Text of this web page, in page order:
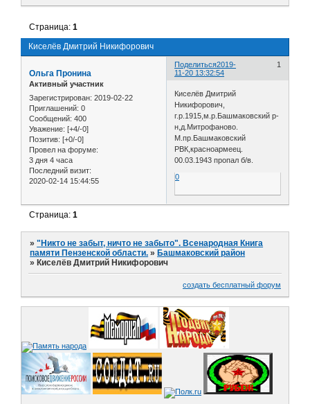
Киселёв Дмитрий Никифорович
Страница:1
Поделиться 1
2019-
11-20 13:32:54
Ольга Пронина
Активный участник
Зарегистрирован: 2019-02-22
Приглашений: 0
Сообщений: 400
Уважение: [+4/-0]
Позитив: [+0/-0]
Провел на форуме:
3 дня 4 часа
Последний визит:
2020-02-14 15:44:55
Киселёв Дмитрий
Никифорович,
г.р.1915,м.р.Башмаковский р-
н,д.Митрофаново.
М.пр.Башмаковский
РВК,красноармеец.
00.03.1943 пропал б/в.
0
Страница:1
»"Никто не забыт, ничто не забыто". Всенародная Книга
памяти Пензенской области. » Башмаковский район
» Киселёв Дмитрий Никифорович
создать бесплатный форум